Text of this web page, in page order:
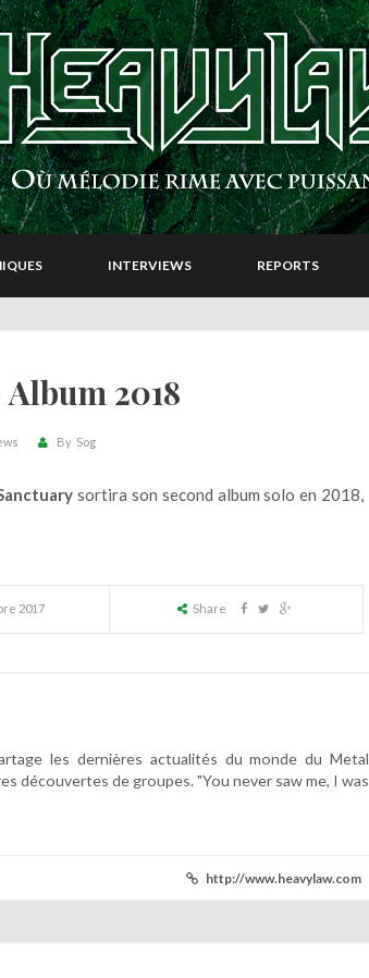
INTERVIEWS REPORTS
2018
By Sog
sortira son second album solo en 2018,
2017 Share
les dernières actualités du monde du Metal
découvertes de groupes. "You never saw me, I was
http://www.heavylaw.com